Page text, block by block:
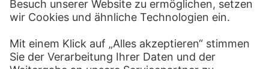
Copyright © 2026 Städel Museum
All rights reserved.
DIGITALE SAMMLUNG
Startseite